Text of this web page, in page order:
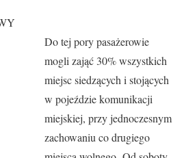
Do tej pory pasażerowie
mogli zająć 30% wszystkich
miejsc siedzących i stojących
w pojeździe komunikacji
miejskiej, przy jednoczesnym
zachowaniu co drugiego